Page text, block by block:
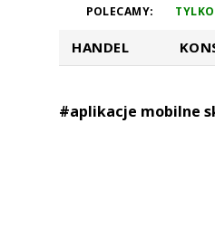
POLECAMY:
HANDEL
#aplikacje mobilne